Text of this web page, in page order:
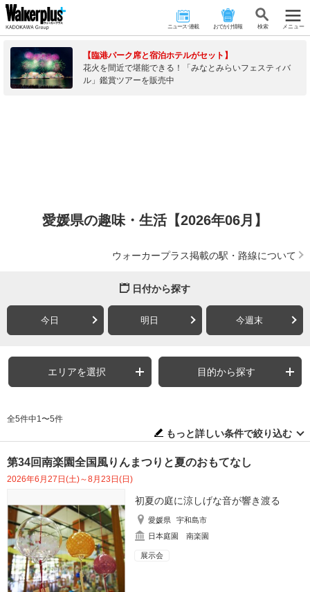
ニュース･連載 おでかけ情報 検 索 メニュー
【臨港パーク席と宿泊ホテルがセット】
花火を間近で堪能できる！「みなとみらいフェスティバ
ル」鑑賞ツアーを販売中
愛媛県の趣味・生活【2026年06月】
ウォーカープラス掲載の駅・路線について
日付から探す
今日 明日 今週末
エリアを選択 目的から探す
全5件中1〜5件
もっと詳しい条件で絞り込む
第34回南楽園全国風りんまつりと夏のおもてなし
2026年6月27日(土)～8月23日(日)
初夏の庭に涼しげな音が響き渡る
愛媛県
宇和島市
日本庭園 南楽園
展示会